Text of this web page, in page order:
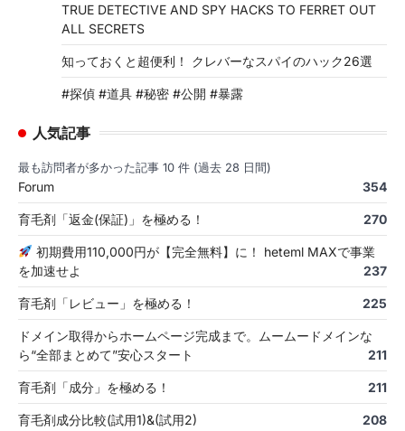
TRUE DETECTIVE AND SPY HACKS TO FERRET OUT
ALL SECRETS
知っておくと超便利！ クレバーなスパイのハック26選
#探偵 #道具 #秘密 #公開 #暴露
人気記事
最も訪問者が多かった記事 10 件 (過去 28 日間)
Forum 354
育毛剤「返金(保証)」を極める！ 270
初期費用110,000円が【完全無料】に！ heteml MAXで事業
を加速せよ
237
育毛剤「レビュー」を極める！ 225
ドメイン取得からホームページ完成まで。ムームードメインな
ら“全部まとめて”安心スタート
211
育毛剤「成分」を極める！ 211
育毛剤成分比較(試用1)&(試用2) 208